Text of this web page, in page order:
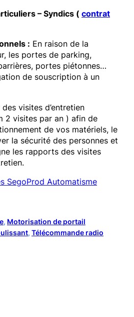
– Syndics ( contrat
: En raison de la
les portes de parking,
portes piétonnes…
de souscription à un
visites d’entretien
2 visites par an ) afin de
de vos matériels, le
la sécurité des personnes et
les rapports des visites
SegoProd Automatisme
, Motorisation de portail
, Télécommande radio